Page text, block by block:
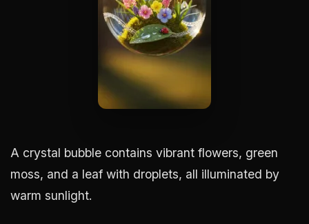
A crystal bubble contains vibrant flowers, green
moss, and a leaf with droplets, all illuminated by
warm sunlight.